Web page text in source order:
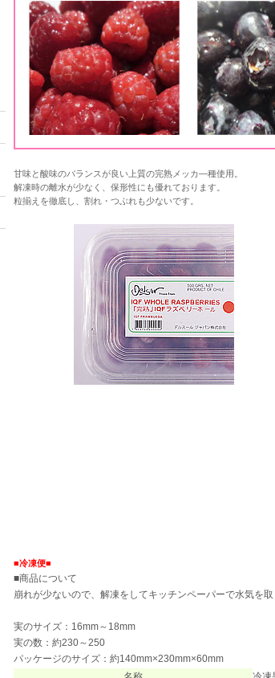
甘味と酸味のバランスが良い上質の完熟メッカ―種使用。
解凍時の離水が少なく、保形性にも優れております。
粒揃えを徹底し、割れ・つぶれも少ないです。
■冷凍便■
■商品について
崩れが少ないので、解凍をしてキッチンペーパーで水気を
実のサイズ：16mm～18mm
実の数：約230～250
パッケージのサイズ：約140mm×230mm×60mm